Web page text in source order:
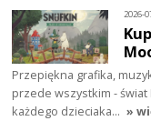
2026-
Przepiękna grafika,
przede wszystkim -
każdego dzieciaka… »